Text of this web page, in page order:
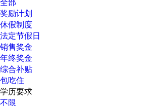
全部
奖励计划
休假制度
法定节假日
销售奖金
年终奖金
综合补贴
包吃住
学历要求
不限